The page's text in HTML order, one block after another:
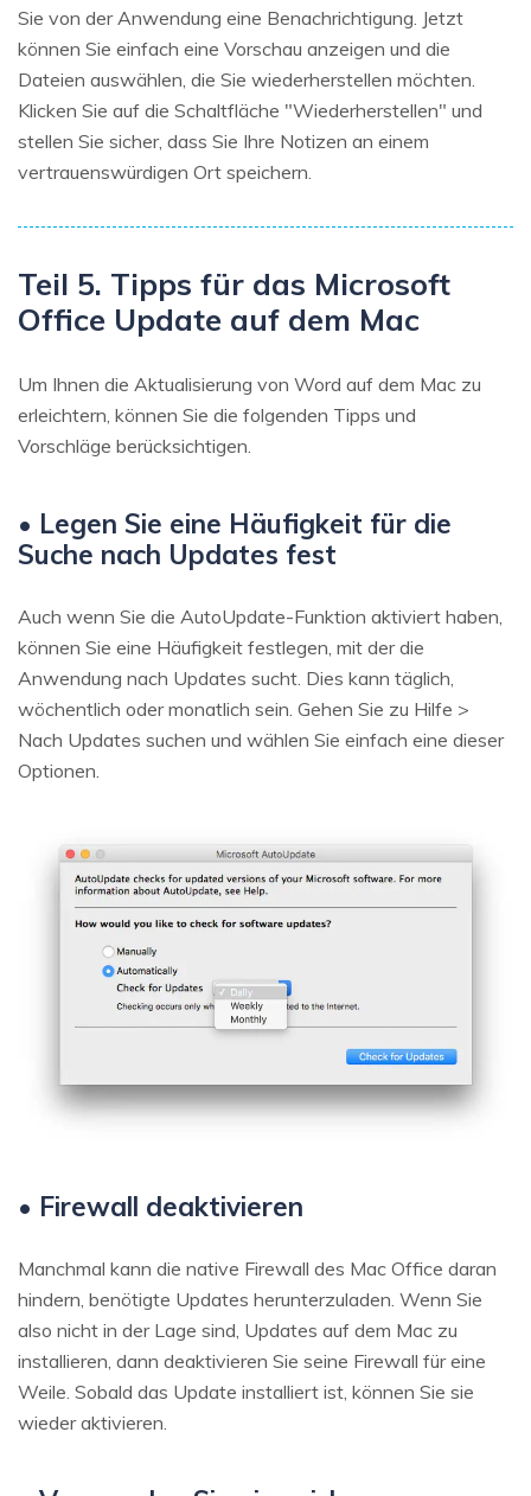
Sie von der Anwendung eine Benachrichtigung. Jetzt
können Sie einfach eine Vorschau anzeigen und die
Dateien auswählen, die Sie wiederherstellen möchten.
Klicken Sie auf die Schaltfläche "Wiederherstellen" und
stellen Sie sicher, dass Sie Ihre Notizen an einem
vertrauenswürdigen Ort speichern.
Teil 5. Tipps für das Microsoft
Office Update auf dem Mac
Um Ihnen die Aktualisierung von Word auf dem Mac zu
erleichtern, können Sie die folgenden Tipps und
Vorschläge berücksichtigen.
• Legen Sie eine Häufigkeit für die
Suche nach Updates fest
Auch wenn Sie die AutoUpdate-Funktion aktiviert haben,
können Sie eine Häufigkeit festlegen, mit der die
Anwendung nach Updates sucht. Dies kann täglich,
wöchentlich oder monatlich sein. Gehen Sie zu Hilfe >
Nach Updates suchen und wählen Sie einfach eine dieser
Optionen.
• Firewall deaktivieren
Manchmal kann die native Firewall des Mac Office daran
hindern, benötigte Updates herunterzuladen. Wenn Sie
also nicht in der Lage sind, Updates auf dem Mac zu
installieren, dann deaktivieren Sie seine Firewall für eine
Weile. Sobald das Update installiert ist, können Sie sie
wieder aktivieren.